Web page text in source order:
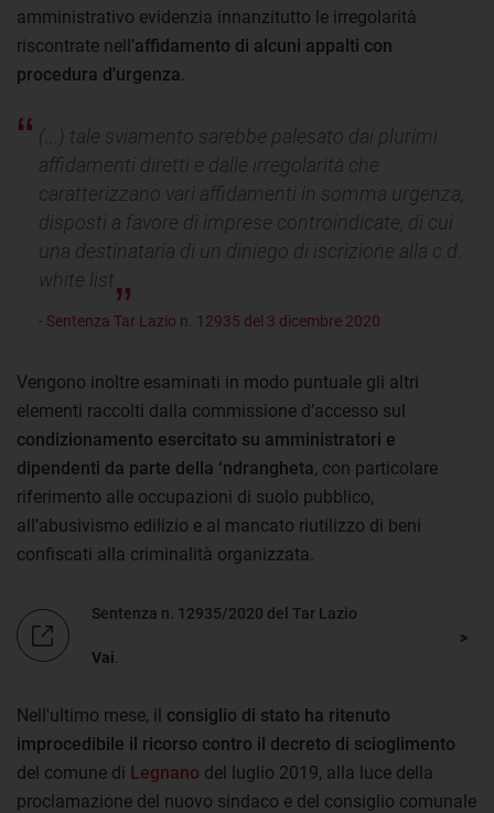
amministrativo evidenzia innanzitutto le irregolarità
riscontrate nell’affidamento di alcuni appalti con
procedura d'urgenza.
(...) tale sviamento sarebbe palesato dai plurimi
affidamenti diretti e dalle irregolarità che
caratterizzano vari affidamenti in somma urgenza,
disposti a favore di imprese controindicate, di cui
una destinataria di un diniego di iscrizione alla c.d.
white list
- Sentenza Tar Lazio n. 12935 del 3 dicembre 2020
Vengono inoltre esaminati in modo puntuale gli altri
elementi raccolti dalla commissione d’accesso sul
condizionamento esercitato su amministratori e
dipendenti da parte della ‘ndrangheta, con particolare
riferimento alle occupazioni di suolo pubblico,
all’abusivismo edilizio e al mancato riutilizzo di beni
confiscati alla criminalità organizzata.
Sentenza n. 12935/2020 del Tar Lazio
Vai
Nell'ultimo mese, il consiglio di stato ha ritenuto
improcedibile il ricorso contro il decreto di scioglimento
del comune di Legnano del luglio 2019, alla luce della
proclamazione del nuovo sindaco e del consiglio comunale